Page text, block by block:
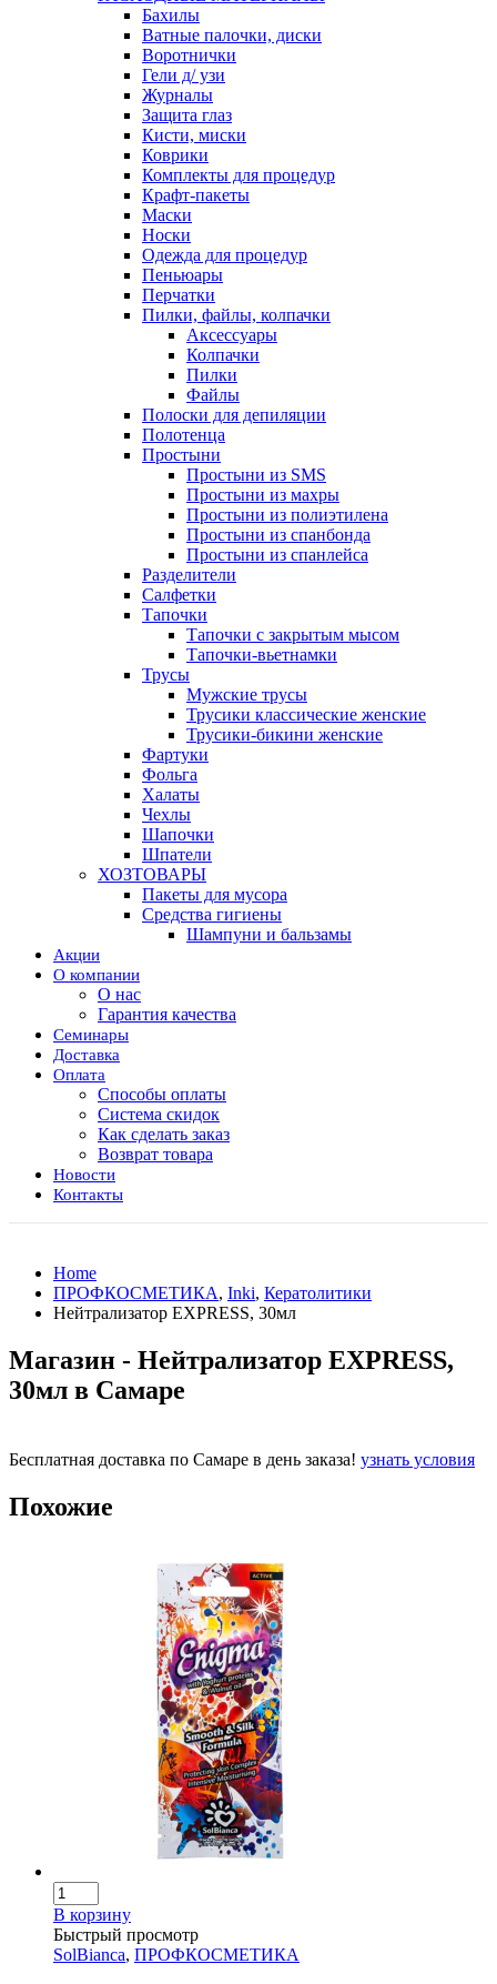
Бахилы
Ватные палочки, диски
Воротнички
Гели д/ узи
Журналы
Защита глаз
Кисти, миски
Коврики
Комплекты для процедур
Крафт-пакеты
Маски
Носки
Одежда для процедур
Пеньюары
Перчатки
Пилки, файлы, колпачки
Аксессуары
Колпачки
Пилки
Файлы
Полоски для депиляции
Полотенца
Простыни
Простыни из SMS
Простыни из махры
Простыни из полиэтилена
Простыни из спанбонда
Простыни из спанлейса
Разделители
Салфетки
Тапочки
Тапочки с закрытым мысом
Тапочки-вьетнамки
Трусы
Мужские трусы
Трусики классические женские
Трусики-бикини женские
Фартуки
Фольга
Халаты
Чехлы
Шапочки
Шпатели
ХОЗТОВАРЫ
Пакеты для мусора
Средства гигиены
Шампуни и бальзамы
Акции
О компании
О нас
Гарантия качества
Семинары
Доставка
Оплата
Способы оплаты
Система скидок
Как сделать заказ
Возврат товара
Новости
Контакты
Home
ПРОФКОСМЕТИКА, Inki, Кератолитики
Нейтрализатор EXPRESS, 30мл
Магазин - Нейтрализатор EXPRESS,
30мл в Самаре
Бесплатная доставка по Самаре в день заказа! узнать условия
Похожие
В корзину
Быстрый просмотр
SolBianca, ПРОФКОСМЕТИКА